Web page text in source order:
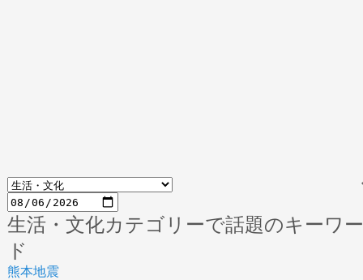
生活・文化カテゴリーで話題のキーワー
ド
熊本地震